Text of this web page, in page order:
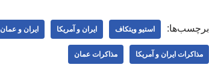
برچسب‌ها: استیو ویتکاف ایران و آمریکا ایران و عمان
مذاکرات ایران و آمریکا مذاکرات عمان